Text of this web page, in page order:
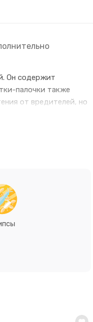
Он содержит
палочки также
от вредителей, но